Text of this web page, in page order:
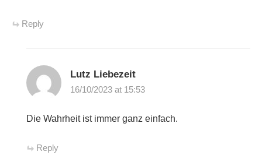
Reply
Lutz Liebezeit
16/10/2023 at 15:53
Die Wahrheit ist immer ganz einfach.
Reply